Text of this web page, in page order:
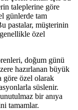
taleplerine göre
günlerde tam
pastalar, müşterinin
özel
doğum günü
hazırlanan büyük
göre özel olarak
süslenir.
bir anıya
tamamlar.